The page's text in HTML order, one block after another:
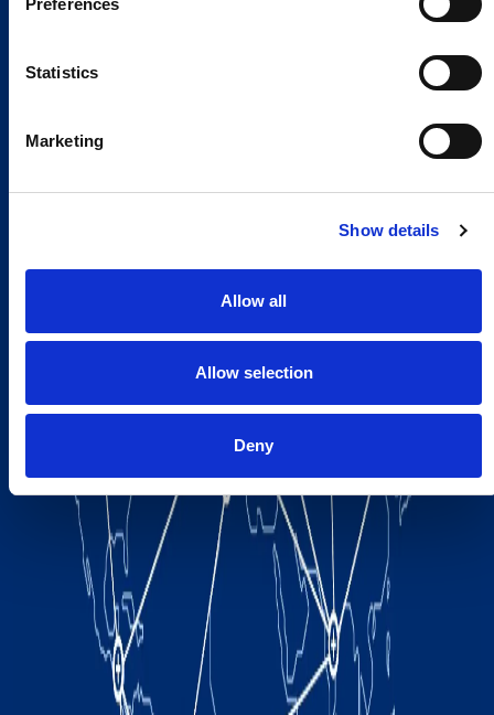
Statistics
Marketing
Show details
Allow all
Allow selection
Deny